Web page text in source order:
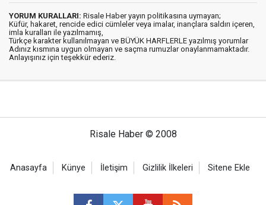
YORUM KURALLARI: Risale Haber yayın politikasına uymayan;
Küfür, hakaret, rencide edici cümleler veya imalar, inançlara saldırı içeren,
imla kuralları ile yazılmamış,
Türkçe karakter kullanılmayan ve BÜYÜK HARFLERLE yazılmış yorumlar
Adınız kısmına uygun olmayan ve saçma rumuzlar onaylanmamaktadır.
Anlayışınız için teşekkür ederiz.
Risale Haber © 2008
Anasayfa Künye İletişim Gizlilik İlkeleri Sitene Ekle